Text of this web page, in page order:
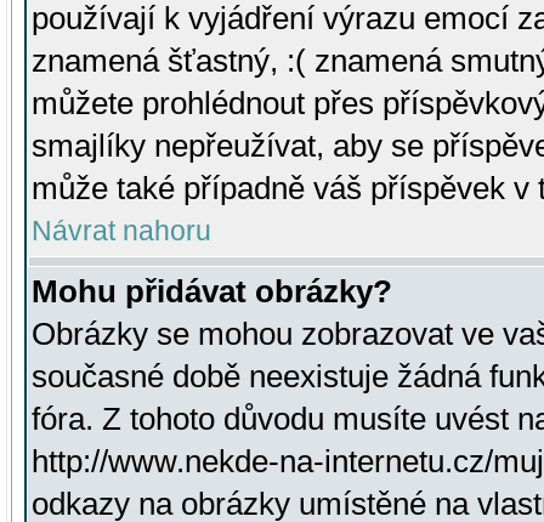
používají k vyjádření výrazu emocí
znamená šťastný, :( znamená
můžete prohlédnout přes
smajlíky nepřeužívat, aby se
může také případně váš příspěvek v
Návrat nahoru
Mohu přidávat obrázky?
Obrázky se mohou zobrazovat ve
současné době neexistuje žádná
fóra. Z tohoto důvodu musíte uvést
http://www.nekde-na-internetu.cz/
odkazy na obrázky umístěné na